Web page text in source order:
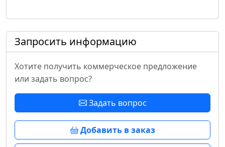
Запросить информацию
Хотите получить коммерческое предложение
или задать вопрос?
Задать вопрос
Добавить в заказ